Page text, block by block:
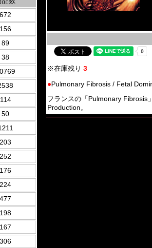
672
156
89
38
114
50
203
252
176
224
477
198
167
306
※在庫残り 3
●Pulmonary Fibrosis / Fetal
フランスの「Pulmonary Fibrosis
Production。